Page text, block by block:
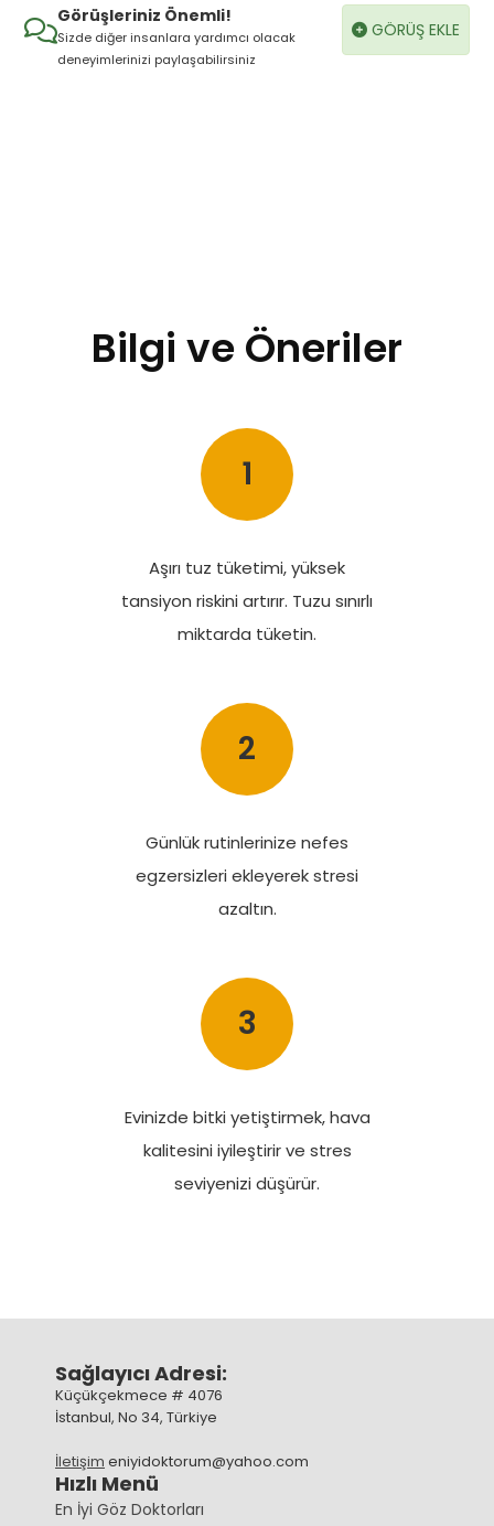
Görüşleriniz Önemli!
Sizde diğer insanlara yardımcı olacak
deneyimlerinizi paylaşabilirsiniz
GÖRÜŞ EKLE
Bilgi ve Öneriler
1
Aşırı tuz tüketimi, yüksek
tansiyon riskini artırır. Tuzu sınırlı
miktarda tüketin.
2
Günlük rutinlerinize nefes
egzersizleri ekleyerek stresi
azaltın.
3
Evinizde bitki yetiştirmek, hava
kalitesini iyileştirir ve stres
seviyenizi düşürür.
Sağlayıcı Adresi:
Küçükçekmece # 4076
İstanbul, No 34, Türkiye
İletişim eniyidoktorum@yahoo.com
Hızlı Menü
En İyi Göz Doktorları